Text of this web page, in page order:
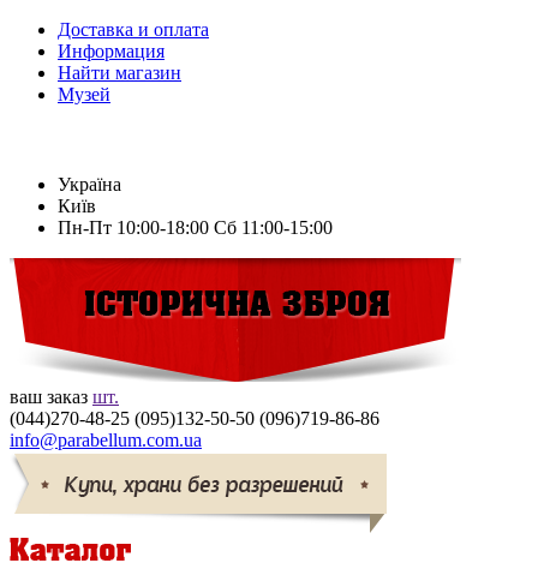
Доставка и оплата
Информация
Найти магазин
Музей
Україна
Київ
Пн-Пт 10:00-18:00 Сб 11:00-15:00
ваш заказ шт.
(044)270-48-25 (095)132-50-50 (096)719-86-86
info@parabellum.com.ua